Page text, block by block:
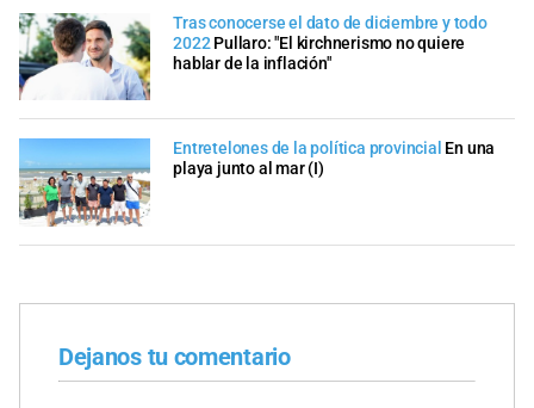
Tras conocerse el dato de diciembre y todo
2022 Pullaro: "El kirchnerismo no quiere
hablar de la inflación"
Entretelones de la política provincial En una
playa junto al mar (I)
Dejanos tu comentario